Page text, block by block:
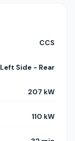
CCS
Left Side - Rear
207 kW
110 kW